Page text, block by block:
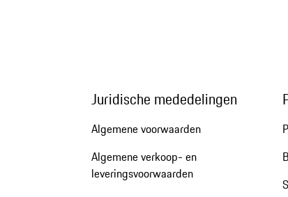
Juridische mededelingen
Algemene voorwaarden
Algemene verkoop- en
leveringsvoorwaarden